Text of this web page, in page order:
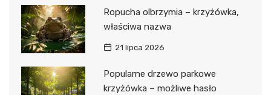
Ropucha olbrzymia – krzyżówka,
właściwa nazwa
21 lipca 2026
Popularne drzewo parkowe
krzyżówka – możliwe hasło